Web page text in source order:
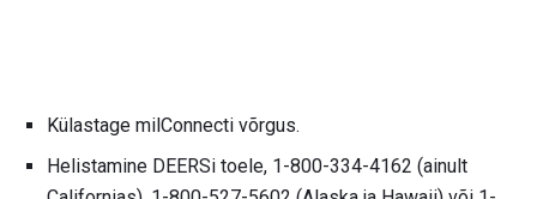
Külastage milConnecti võrgus.
Helistamine DEERSi toele, 1-800-334-4162 (ainult